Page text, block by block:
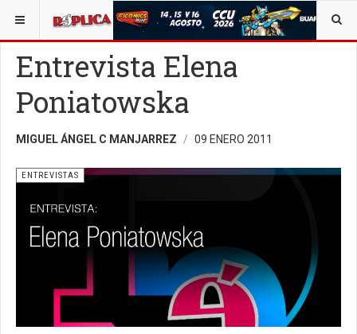
ESTÁ AQUÍ: OPINIÓN RÉPLICA
Entrevista Elena
Poniatowska
MIGUEL ÁNGEL C MANJARREZ 09 ENERO 2011
ENTREVISTAS